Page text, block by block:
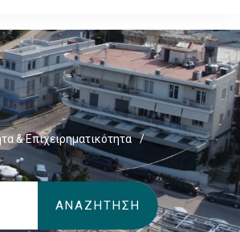
& Επιχειρηματικότητα
/